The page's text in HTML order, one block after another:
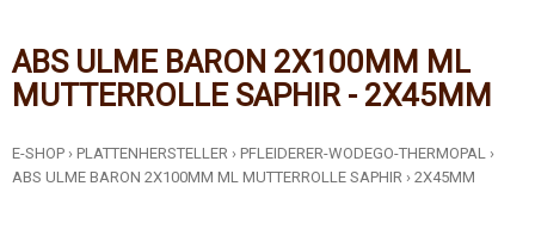
ABS ULME BARON 2X100MM ML
MUTTERROLLE SAPHIR - 2X45MM
E-SHOP › PLATTENHERSTELLER › PFLEIDERER-WODEGO-THERMOPAL ›
ABS ULME BARON 2X100MM ML MUTTERROLLE SAPHIR › 2X45MM